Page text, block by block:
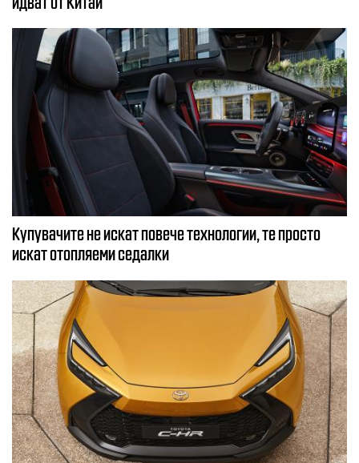
Купувачите не искат повече технологии, те просто
искат отопляеми седалки